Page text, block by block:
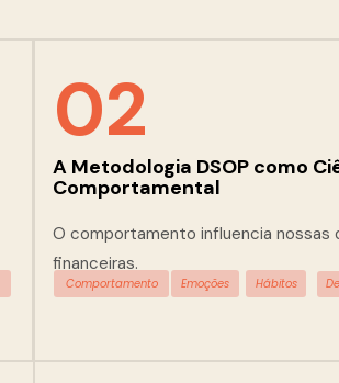
02
A Metodologia DSOP como
Comportamental
O comportamento influencia nossas
financeiras.
Comportamento Emoções Hábitos